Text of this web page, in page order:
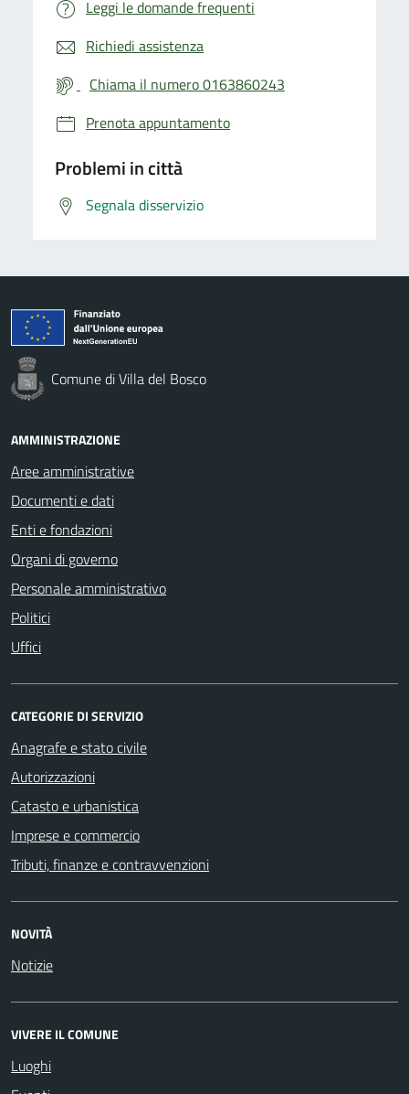
Leggi le domande frequenti
Richiedi assistenza
Chiama il numero 0163860243
Prenota appuntamento
Problemi in città
Segnala disservizio
Comune di Villa del Bosco
AMMINISTRAZIONE
Aree amministrative
Documenti e dati
Enti e fondazioni
Organi di governo
Personale amministrativo
Politici
Uffici
CATEGORIE DI SERVIZIO
Anagrafe e stato civile
Autorizzazioni
Catasto e urbanistica
Imprese e commercio
Tributi, finanze e contravvenzioni
NOVITÀ
Notizie
VIVERE IL COMUNE
Luoghi